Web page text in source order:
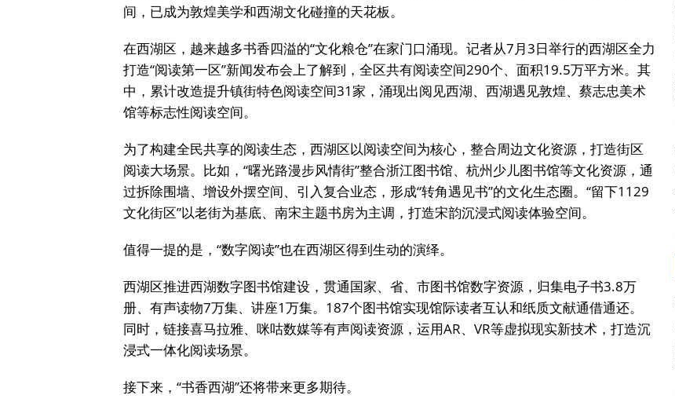
间，已成为敦煌美学和西湖文化碰撞的天花板。
在西湖区，越来越多书香四溢的“文化粮仓”在家门口涌现。记者从7月3日举行的西湖区全力
打造“阅读第一区”新闻发布会上了解到，全区共有阅读空间290个、面积19.5万平方米。其
中，累计改造提升镇街特色阅读空间31家，涌现出阅见西湖、西湖遇见敦煌、蔡志忠美术
馆等标志性阅读空间。
为了构建全民共享的阅读生态，西湖区以阅读空间为核心，整合周边文化资源，打造街区
阅读大场景。比如，“曙光路漫步风情街”整合浙江图书馆、杭州少儿图书馆等文化资源，通
过拆除围墙、增设外摆空间、引入复合业态，形成“转角遇见书”的文化生态圈。“留下1129
文化街区”以老街为基底、南宋主题书房为主调，打造宋韵沉浸式阅读体验空间。
值得一提的是，“数字阅读”也在西湖区得到生动的演绎。
西湖区推进西湖数字图书馆建设，贯通国家、省、市图书馆数字资源，归集电子书3.8万
册、有声读物7万集、讲座1万集。187个图书馆实现馆际读者互认和纸质文献通借通还。
同时，链接喜马拉雅、咪咕数媒等有声阅读资源，运用AR、VR等虚拟现实新技术，打造沉
浸式一体化阅读场景。
接下来，“书香西湖”还将带来更多期待。